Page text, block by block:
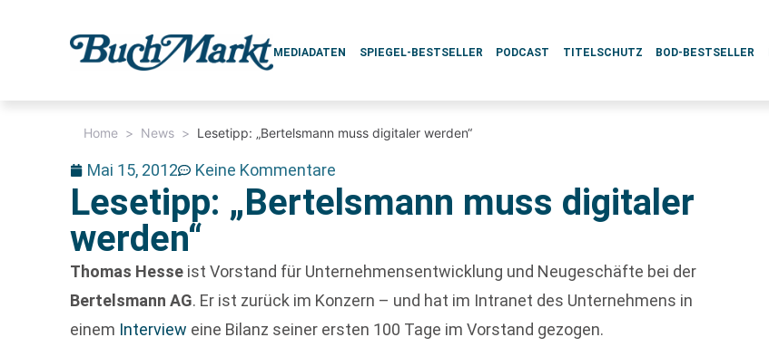
MEDIADATEN SPIEGEL-BESTSELLER PODCAST TITELSCHUTZ BOD-BESTSELLER
Home > News > Lesetipp: „Bertelsmann muss digitaler werden“
Mai 15, 2012 Keine Kommentare
Lesetipp: „Bertelsmann muss digitaler
werden“
Thomas Hesse ist Vorstand für Unternehmensentwicklung und Neugeschäfte bei der
Bertelsmann AG. Er ist zurück im Konzern – und hat im Intranet des Unternehmens in
einem Interview eine Bilanz seiner ersten 100 Tage im Vorstand gezogen.